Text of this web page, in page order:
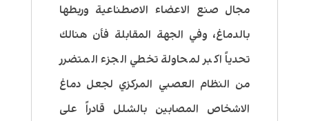
مجال صنع الاعضاء الاصطناعية وربطها
بالدماغ، وفي الجهة المقابلة فأن هنالك
تحدياً اكبر لمحاولة تخطي الجزء المتضرر
من النظام العصبي المركزي لجعل دماغ
الاشخاص المصابين بالشلل قادراً على